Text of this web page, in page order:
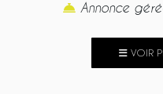
Annonce
VOIR